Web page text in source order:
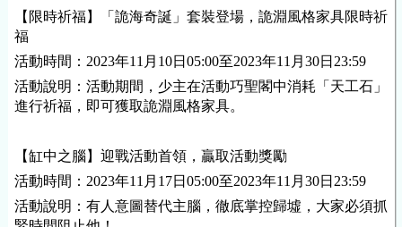
【限時祈福】「詭海奇誕」套裝登場，詭淵風格家具限時祈
福
活動時間：2023年11月10日05:00至2023年11月30日23:59
活動說明：活動期間，少主在活動巧聖閣中消耗「天工石」
進行祈福，即可獲取詭淵風格家具。
【缸中之腦】迎戰活動首領，贏取活動獎勵
活動時間：2023年11月17日05:00至2023年11月30日23:59
活動說明：有人意圖替代主腦，徹底掌控歸墟，大家必須抓